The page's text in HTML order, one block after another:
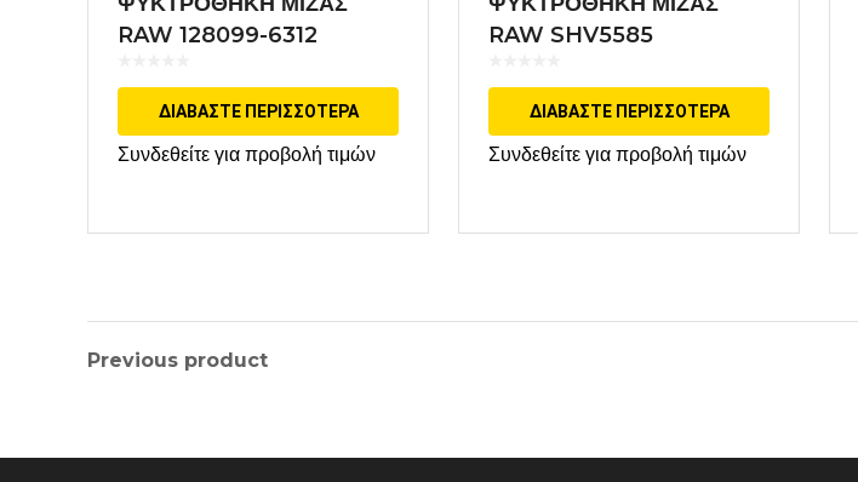
RAW 128099-6312
ΔΙΑΒΆΣΤΕ ΠΕΡΙΣΣΌΤΕΡΑ
Συνδεθείτε για προβολή τιμών
RAW SHV5585
ΔΙΑΒΆΣΤΕ ΠΕΡΙΣΣΌΤΕΡΑ
Συνδεθείτε για προβολή τιμών
Previous product